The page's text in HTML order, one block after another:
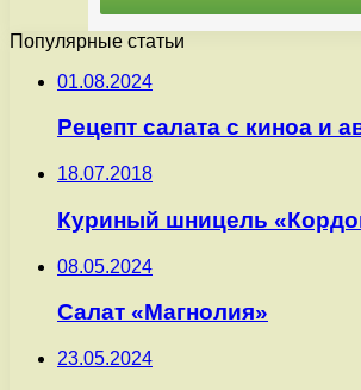
Популярные статьи
01.08.2024
Рецепт салата с киноа и
18.07.2018
Куриный шницель
08.05.2024
Салат «Магнолия»
23.05.2024